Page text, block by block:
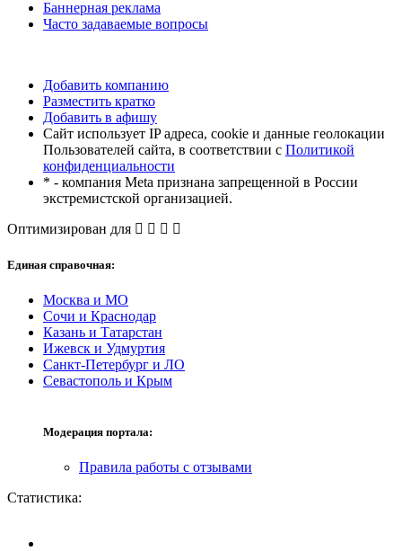
Баннерная реклама
Часто задаваемые вопросы
Добавить компанию
Разместить кратко
Добавить в афишу
Сайт использует IP адреса, cookie и данные геолокации
Пользователей сайта, в соответствии с Политикой
конфиденциальности
* - компания Meta признана запрещенной в России
экстремистской организацией.
Оптимизирован для
Единая справочная:
Москва и МО
Сочи и Краснодар
Казань и Татарстан
Ижевск и Удмуртия
Санкт-Петербург и ЛО
Севастополь и Крым
Модерация портала:
Правила работы с отзывами
Статистика: